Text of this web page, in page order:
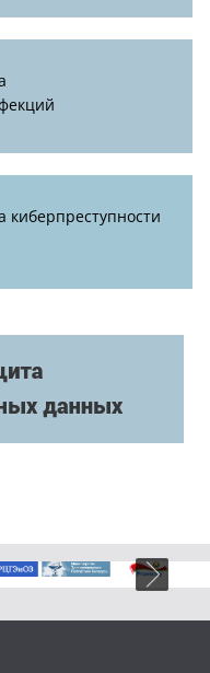
киберпреступности